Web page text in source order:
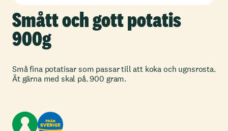
Smått och gott potatis
900g
Små fina potatisar som passar till att koka och ugnsrosta.
Ät gärna med skal på. 900 gram.